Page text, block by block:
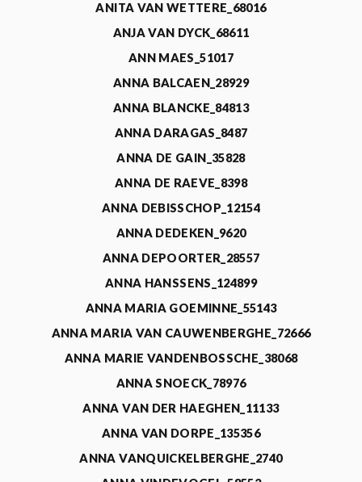
ANITA VAN WETTERE_68016
ANJA VAN DYCK_68611
ANN MAES_51017
ANNA BALCAEN_28929
ANNA BLANCKE_84813
ANNA DARAGAS_8487
ANNA DE GAIN_35828
ANNA DE RAEVE_8398
ANNA DEBISSCHOP_12154
ANNA DEDEKEN_9620
ANNA DEPOORTER_28557
ANNA HANSSENS_124899
ANNA MARIA GOEMINNE_55143
ANNA MARIA VAN CAUWENBERGHE_72666
ANNA MARIE VANDENBOSSCHE_38068
ANNA SNOECK_78976
ANNA VAN DER HAEGHEN_11133
ANNA VAN DORPE_135356
ANNA VANQUICKELBERGHE_2740